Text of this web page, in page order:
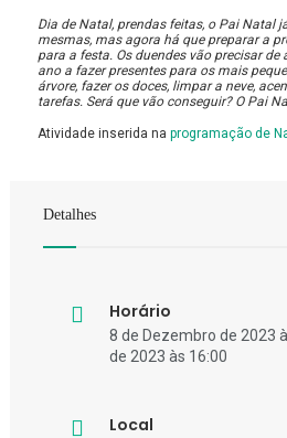
Dia de Natal, prendas feitas, o Pai Natal
mesmas, mas agora há que preparar a
para a festa. Os duendes vão precisar de
ano a fazer presentes para os mais
árvore, fazer os doces, limpar a neve,
tarefas. Será que vão conseguir? O Pai
Atividade inserida na programação de
Detalhes
Horário
8 de Dezembro de 2023
de 2023 às 16:00
Local